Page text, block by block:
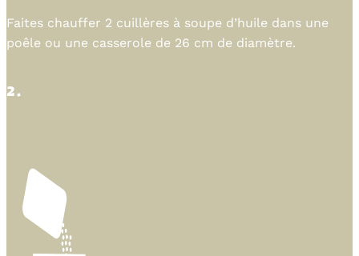
Faites chauffer 2 cuillères à soupe d’huile dans une
poêle ou une casserole de 26 cm de diamètre.
2.